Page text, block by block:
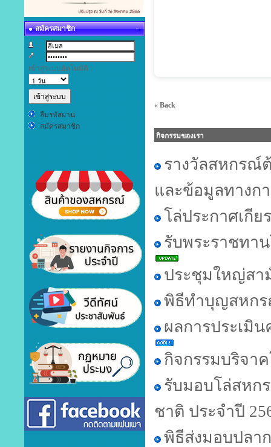
สมัครสมาชิก
:
:
เข้าสู่ระบบอัตโนมัติ :
ลืมรหัสผ่าน
สมัครสมาชิก
« Back
กิจกรรมของเรา
รางวัลสหกรณ์
และข้อมูลทางกา
โล่ประกาศเกี
รับพระราชทา
ประชุมใหญ่สา
พิธีทำบุญสหก
ผลการประเมิ
กิจกรรมบริจา
รับมอบโล่สหก
ชาติ ประจำปี
พิธีส่งมอบปลา